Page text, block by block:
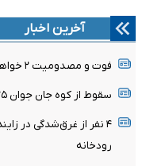
آخرین اخبار
فوت و مصدومیت ۲ خواهر در سانحه رانندگی آزادراه قزوین-رشت
سقوط از کوه جان جوان ۲۵ ساله‌ای را در خمینی‌شهر گرفت
رودخانه